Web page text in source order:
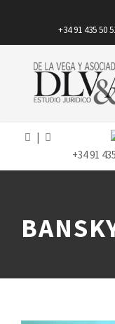
+34 91 435 50
+34 91